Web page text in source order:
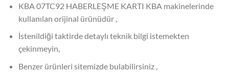
KBA 07TC92 HABERLEŞME KARTI KBA makinelerinde
kullanılan orijinal ürünüdür ,
İstenildiği taktirde detaylı teknik bilgi istemekten
çekinmeyin,
Benzer ürünleri sitemizde bulabilirsiniz ,